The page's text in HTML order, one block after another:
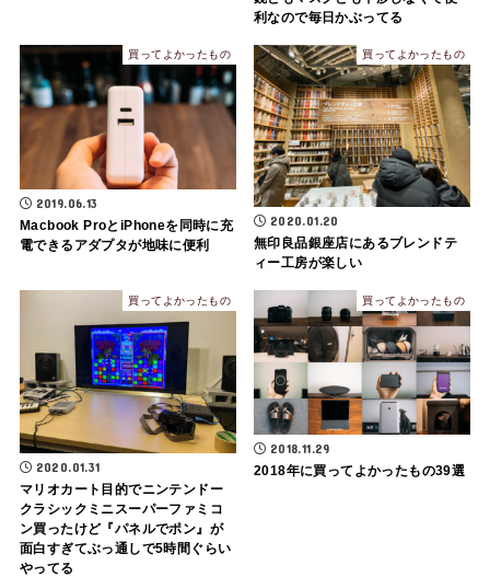
利なので毎日かぶってる
買ってよかったもの
2019.06.13
Macbook ProとiPhoneを同時に充
電できるアダプタが地味に便利
買ってよかったもの
2020.01.20
無印良品銀座店にあるブレンドテ
ィー工房が楽しい
買ってよかったもの
2020.01.31
マリオカート目的でニンテンドー
クラシックミニスーパーファミコ
ン買ったけど『パネルでポン』が
面白すぎてぶっ通しで5時間ぐらい
やってる
買ってよかったもの
2018.11.29
2018年に買ってよかったもの39選